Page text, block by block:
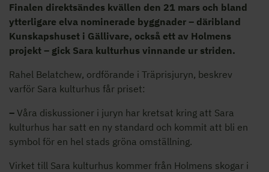
Finalen direktsändes kvällen den 21 mars och bland
ytterligare elva nominerade byggnader – däribland
Kunskapshuset i Gällivare, också ett av Holmens
projekt – gick Sara kulturhus vinnande ur striden.
Rahel Belatchew, ordförande i Träprisjuryn, beskrev
varför Sara kulturhus får priset:
– Våra diskussioner i juryn har kretsat kring att Sara
kulturhus har satt en ny standard och kommit att bli en
symbol för en hel stads gröna omställning.
Virket till Sara kulturhus kommer från Holmens skogar i